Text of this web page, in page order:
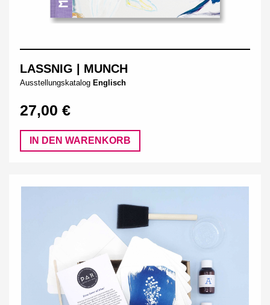
LASSNIG | MUNCH
Ausstellungskatalog Englisch
27,00 €
IN DEN WARENKORB